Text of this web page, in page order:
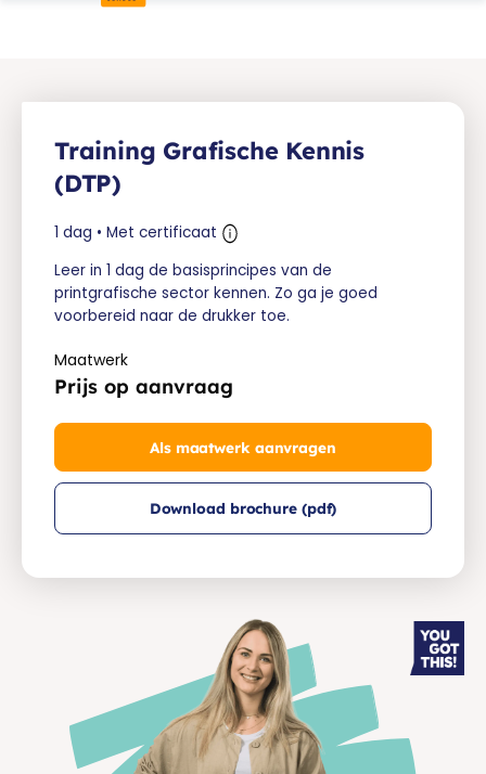
Training Grafische Kennis
(DTP)
1 dag • Met certificaat
Leer in 1 dag de basisprincipes van de
printgrafische sector kennen. Zo ga je goed
voorbereid naar de drukker toe.
Maatwerk
Prijs op aanvraag
Als maatwerk aanvragen
Download brochure (pdf)